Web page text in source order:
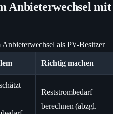
Anbieterwechsel mit
als PV-Besitzer
Richtig machen
Reststrombedarf
berechnen (abzgl.